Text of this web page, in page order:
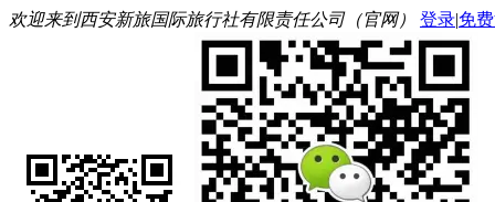
欢迎来到西安新旅国际旅行社有限责任公司（官网） 登录|免